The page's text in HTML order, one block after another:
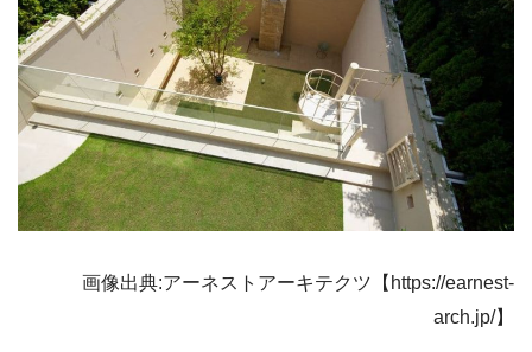
画像出典:アーネストアーキテクツ【https://earnest-
arch.jp/】